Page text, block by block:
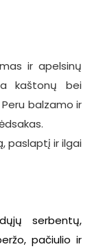
ir apelsinų
kaštonų bei
balzamo ir
paslaptį ir ilgai
serbentų,
pačiulio ir